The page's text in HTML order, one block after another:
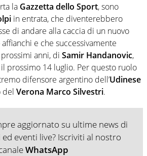
la Gazzetta dello Sport, sono
in entrata, che diventerebbero
di andare alla caccia di un nuovo
e che successivamente
anni, di Samir Handanovic,
il prossimo 14 luglio. Per questo ruolo
difensore argentino dell’Udinese
del Verona Marco Silvestri.
aggiornato su ultime news di
eventi live? Iscriviti al nostro
WhatsApp